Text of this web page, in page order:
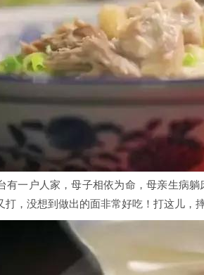
有一户人家，母子相依为命，母亲生病
，没想到做出的面非常好吃！打这儿，